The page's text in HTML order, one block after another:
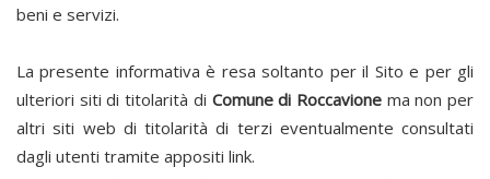
beni e servizi.
La presente informativa è resa soltanto per il Sito e per gli
ulteriori siti di titolarità di Comune di Roccavione ma non per
altri siti web di titolarità di terzi eventualmente consultati
dagli utenti tramite appositi link.